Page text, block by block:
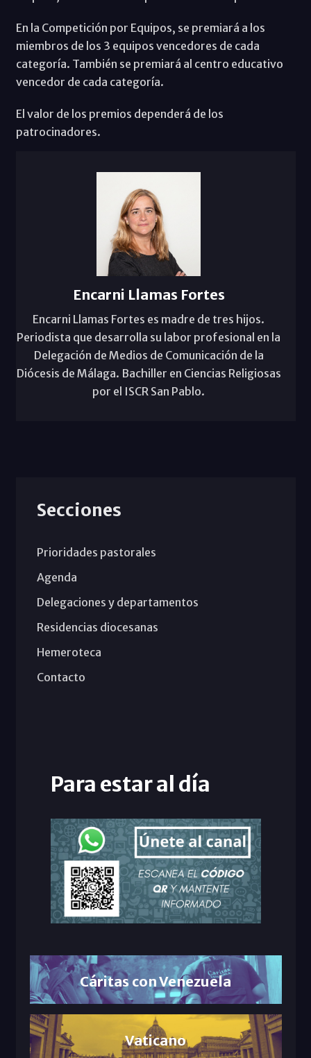
En la Competición por Equipos, se premiará a los
miembros de los 3 equipos vencedores de cada
categoría. También se premiará al centro educativo
vencedor de cada categoría.
El valor de los premios dependerá de los
patrocinadores.
Encarni Llamas Fortes
Encarni Llamas Fortes es madre de tres hijos.
Periodista que desarrolla su labor profesional en la
Delegación de Medios de Comunicación de la
Diócesis de Málaga. Bachiller en Ciencias Religiosas
por el ISCR San Pablo.
Secciones
Prioridades pastorales
Agenda
Delegaciones y departamentos
Residencias diocesanas
Hemeroteca
Contacto
Para estar al día
Cáritas con Venezuela
Vaticano